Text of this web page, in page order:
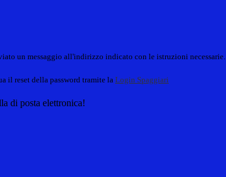
un messaggio all'indirizzo indicato con le istruzioni necessarie.
il reset della password tramite la Login Spaggiari
di posta elettronica!